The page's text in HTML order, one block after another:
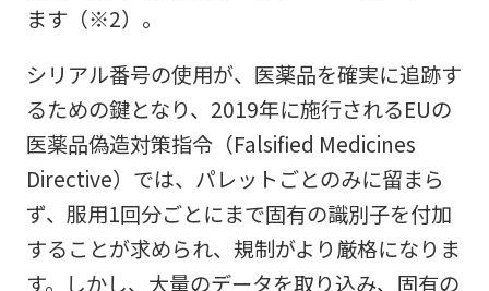
ます（※2）。
シリアル番号の使用が、医薬品を確実に追跡す
るための鍵となり、2019年に施行されるEUの
医薬品偽造対策指令（Falsified Medicines
Directive）では、パレットごとのみに留まら
ず、服用1回分ごとにまで固有の識別子を付加
することが求められ、規制がより厳格になりま
す。しかし、大量のデータを取り込み、固有の